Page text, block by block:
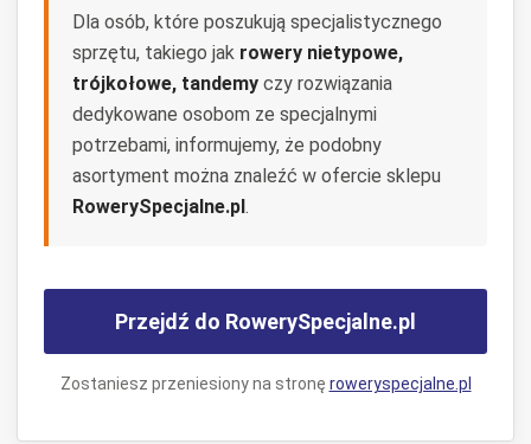
Dla osób, które poszukują specjalistycznego
sprzętu, takiego jak rowery nietypowe,
trójkołowe, tandemy czy rozwiązania
dedykowane osobom ze specjalnymi
potrzebami, informujemy, że podobny
asortyment można znaleźć w ofercie sklepu
RowerySpecjalne.pl.
Przejdź do RowerySpecjalne.pl
Zostaniesz przeniesiony na stronę roweryspecjalne.pl